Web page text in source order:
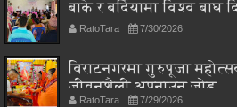
बाके र बर्दियामा विश्व बाघ
RatoTara 7/30/2026
विराटनगरमा गुरुपूजा
जीवनशैली अपनाउन जोड
RatoTara 7/29/2026